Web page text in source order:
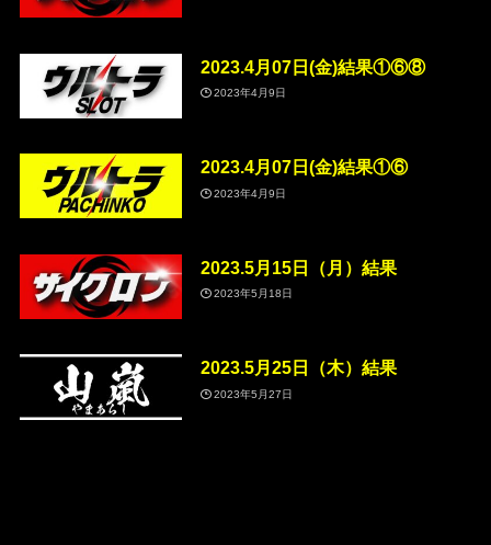
2023.4月07日(金)結果①⑥⑧
2023年4月9日
2023.4月07日(金)結果①⑥
2023年4月9日
2023.5月15日（月）結果
2023年5月18日
2023.5月25日（木）結果
2023年5月27日